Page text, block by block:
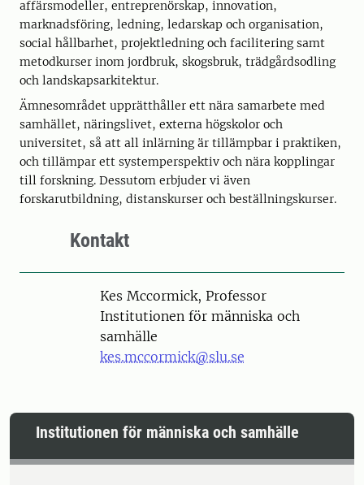
affärsmodeller, entreprenörskap, innovation,
marknadsföring, ledning, ledarskap och organisation,
social hållbarhet, projektledning och facilitering samt
metodkurser inom jordbruk, skogsbruk, trädgårdsodling
och landskapsarkitektur.
Ämnesområdet upprätthåller ett nära samarbete med
samhället, näringslivet, externa högskolor och
universitet, så att all inlärning är tillämpbar i praktiken,
och tillämpar ett systemperspektiv och nära kopplingar
till forskning. Dessutom erbjuder vi även
forskarutbildning, distanskurser och beställningskurser.
Kontakt
PersonKes Mccormick, Professor
Institutionen för människa och
samhälle
kes.mccormick@slu.se
Institutionen för människa och samhälle